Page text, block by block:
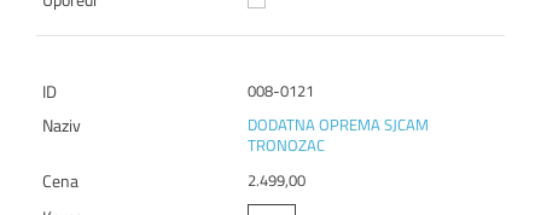
008-0121
DODATNA OPREMA SJCAM
TRONOZAC
2.499,00